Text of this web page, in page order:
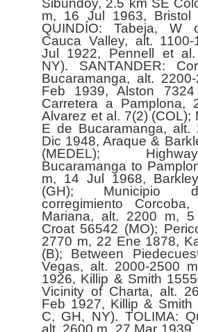
Sibundoy, 2.5 km SE
m, 16 Jul 1963, Bristol
QUINDÍO: Tabeja, W
Cauca Valley, alt.
Jul 1922, Pennell et
NY). SANTANDER:
Bucaramanga, alt.
Feb 1939, Alston
Carretera a Pamplona,
Alvarez et al. 7(2) (COL);
E de Bucaramanga, alt.
Dic 1948, Araque &
(MEDEL);
Bucaramanga to
m, 14 Jul 1968,
(GH); Municipio
corregimiento
Mariana, alt. 2200 m,
Croat 56542 (MO);
2770 m, 22 Ene 1878,
(B); Between
Vegas, alt. 2000-2500
1926, Killip & Smith
Vicinity of Charta, alt.
Feb 1927, Killip & Smith
C, GH, NY). TOLIMA:
alt. 2600 m, 27 Mar